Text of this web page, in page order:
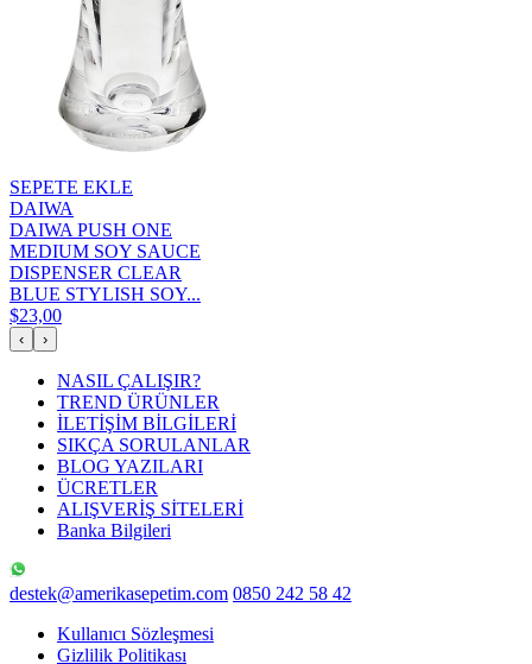
SEPETE EKLE
DAIWA
DAIWA PUSH ONE
MEDIUM SOY SAUCE
DISPENSER CLEAR
BLUE STYLISH SOY...
$23,00
‹ ›
NASIL ÇALIŞIR?
TREND ÜRÜNLER
İLETİŞİM BİLGİLERİ
SIKÇA SORULANLAR
BLOG YAZILARI
ÜCRETLER
ALIŞVERİŞ SİTELERİ
Banka Bilgileri
destek@amerikasepetim.com 0850 242 58 42
Kullanıcı Sözleşmesi
Gizlilik Politikası